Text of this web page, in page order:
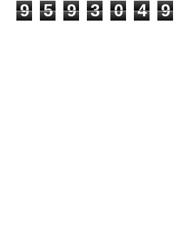
9 5 9 3 0 4 9